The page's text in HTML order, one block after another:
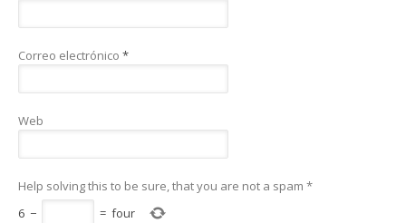
Correo electrónico *
Web
Help solving this to be sure, that you are not a spam *
6 − = four